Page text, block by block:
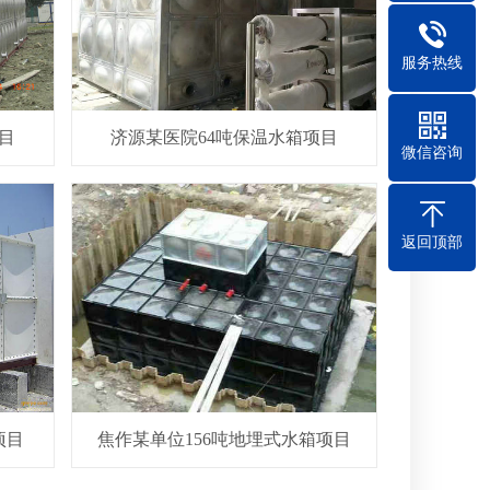
济源某医院64吨保温水箱项目
焦作某单位156吨地埋式水箱项目
服务热线
微信咨询
返回顶部